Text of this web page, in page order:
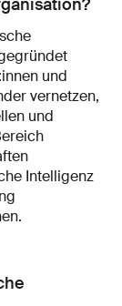
und
vernetzen,
und
Intelligenz